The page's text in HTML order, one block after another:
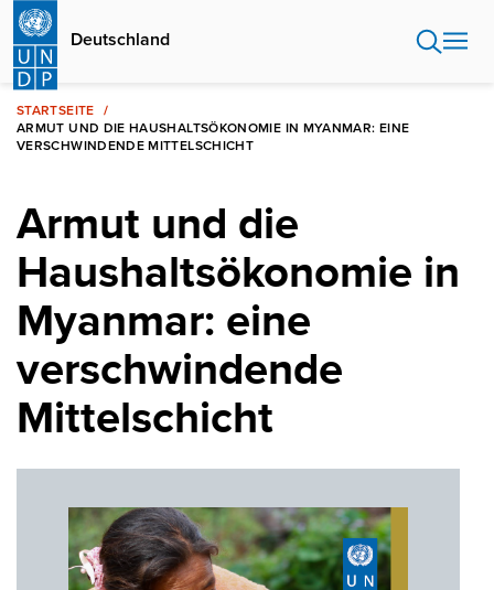
Direkt
zum
Inhalt
Deutschland
STARTSEITE
ARMUT UND DIE HAUSHALTSÖKONOMIE IN MYANMAR: EINE
VERSCHWINDENDE MITTELSCHICHT
Armut und die
Haushaltsökonomie in
Myanmar: eine
verschwindende
Mittelschicht